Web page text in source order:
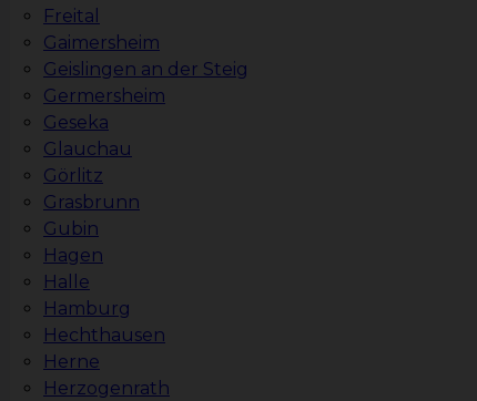
Freital
Gaimersheim
Geislingen an der Steig
Germersheim
Geseka
Glauchau
Görlitz
Grasbrunn
Gubin
Hagen
Halle
Hamburg
Hechthausen
Herne
Herzogenrath